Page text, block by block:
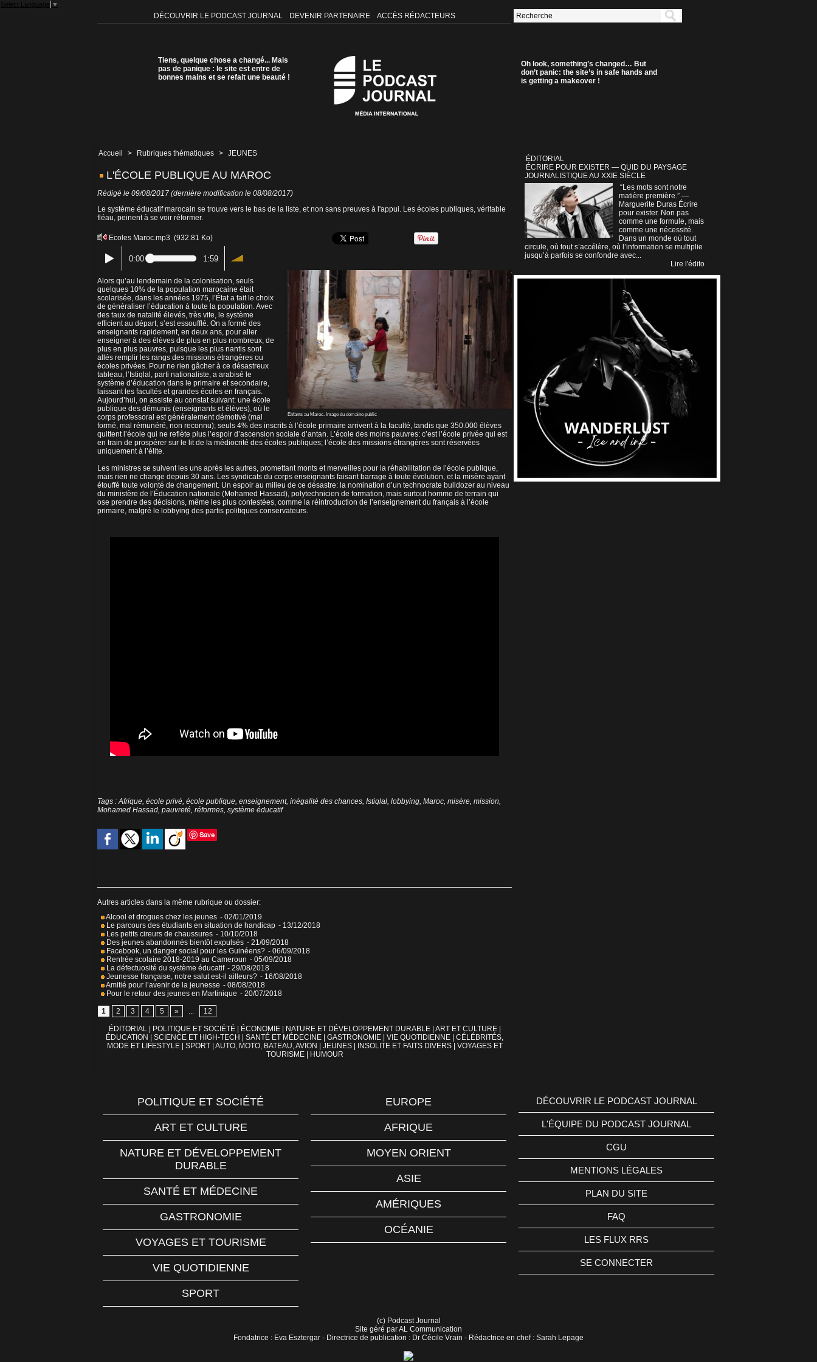
Select Language ▼
DÉCOUVRIR LE PODCAST JOURNAL DEVENIR PARTENAIRE ACCÈS RÉDACTEURS
Tiens, quelque chose a changé... Mais
pas de panique : le site est entre de
bonnes mains et se refait une beauté !
Oh look, something’s changed… But
don’t panic: the site’s in safe hands and
is getting a makeover !
Accueil > Rubriques thématiques > JEUNES
L'ÉCOLE PUBLIQUE AU MAROC
Rédigé le 09/08/2017 (dernière modification le 08/08/2017)
Le système éducatif marocain se trouve vers le bas de la liste, et non sans preuves à l'appui. Les écoles publiques, véritable
fléau, peinent à se voir réformer.
Enfants au Maroc. Image du domaine public
Ecoles Maroc.mp3 (932.81 Ko)
0:00 1:59
Alors qu’au lendemain de la colonisation, seuls
quelques 10% de la population marocaine était
scolarisée, dans les années 1975, l’État a fait le choix
de généraliser l’éducation à toute la population. Avec
des taux de natalité élevés, très vite, le système
efficient au départ, s’est essoufflé. On a formé des
enseignants rapidement, en deux ans, pour aller
enseigner à des élèves de plus en plus nombreux, de
plus en plus pauvres, puisque les plus nantis sont
allés remplir les rangs des missions étrangères ou
écoles privées. Pour ne rien gâcher à ce désastreux
tableau, l’Istiqlal, parti nationaliste, a arabisé le
système d’éducation dans le primaire et secondaire,
laissant les facultés et grandes écoles en français.
Aujourd’hui, on assiste au constat suivant: une école
publique des démunis (enseignants et élèves), où le
corps professoral est généralement démotivé (mal
formé, mal rémunéré, non reconnu); seuls 4% des inscrits à l’école primaire arrivent à la faculté, tandis que 350.000 élèves
quittent l’école qui ne reflète plus l’espoir d’ascension sociale d’antan. L’école des moins pauvres: c’est l’école privée qui est
en train de prospérer sur le lit de la médiocrité des écoles publiques; l’école des missions étrangères sont réservées
uniquement à l’élite.
Les ministres se suivent les uns après les autres, promettant monts et merveilles pour la réhabilitation de l’école publique,
mais rien ne change depuis 30 ans. Les syndicats du corps enseignants faisant barrage à toute évolution, et la misère ayant
étouffé toute volonté de changement. Un espoir au milieu de ce désastre: la nomination d’un technocrate bulldozer au niveau
du ministère de l’Éducation nationale (Mohamed Hassad), polytechnicien de formation, mais surtout homme de terrain qui
ose prendre des décisions, même les plus contestées, comme la réintroduction de l’enseignement du français à l’école
primaire, malgré le lobbying des partis politiques conservateurs.
Tags :Afrique, école privé, école publique, enseignement, inégalité des chances, Istiqlal, lobbying, Maroc, misère, mission,
Mohamed Hassad, pauvreté, réformes, système éducatif
Save
Autres articles dans la même rubrique ou dossier:
Alcool et drogues chez les jeunes - 02/01/2019
Le parcours des étudiants en situation de handicap - 13/12/2018
Les petits cireurs de chaussures - 10/10/2018
Des jeunes abandonnés bientôt expulsés - 21/09/2018
Facebook, un danger social pour les Guinéens? - 06/09/2018
Rentrée scolaire 2018-2019 au Cameroun - 05/09/2018
La défectuosité du système éducatif - 29/08/2018
Jeunesse française, notre salut est-il ailleurs? - 16/08/2018
Amitié pour l’avenir de la jeunesse - 08/08/2018
Pour le retour des jeunes en Martinique - 20/07/2018
1 2 3 4 5 » ... 12
ÉDITORIAL POLITIQUE ET SOCIÉTÉ ÉCONOMIE NATURE ET DÉVELOPPEMENT DURABLE ART ET CULTURE
ÉDUCATION
SCIENCE ET HIGH-TECH SANTÉ ET MÉDECINE GASTRONOMIE VIE QUOTIDIENNE
CÉLÉBRITÉS,
MODE ET LIFESTYLE
SPORT AUTO, MOTO, BATEAU, AVION JEUNES INSOLITE ET FAITS DIVERS
VOYAGES ET
TOURISME
HUMOUR
ÉDITORIAL
ÉCRIRE POUR EXISTER — QUID DU PAYSAGE
JOURNALISTIQUE AU XXIE SIÈCLE
“Les mots sont notre
matière première.” —
Marguerite Duras Écrire
pour exister. Non pas
comme une formule, mais
comme une nécessité.
Dans un monde où tout
circule, où tout s’accélère, où l’information se multiplie
jusqu’à parfois se confondre avec...
Lire l'édito
POLITIQUE ET SOCIÉTÉ
ART ET CULTURE
NATURE ET DÉVELOPPEMENT
DURABLE
SANTÉ ET MÉDECINE
GASTRONOMIE
VOYAGES ET TOURISME
VIE QUOTIDIENNE
SPORT
EUROPE
AFRIQUE
MOYEN ORIENT
ASIE
AMÉRIQUES
OCÉANIE
DÉCOUVRIR LE PODCAST JOURNAL
L'ÉQUIPE DU PODCAST JOURNAL
CGU
MENTIONS LÉGALES
PLAN DU SITE
FAQ
LES FLUX RRS
SE CONNECTER
(c) Podcast Journal
Site géré par AL Communication
Fondatrice : Eva Esztergar - Directrice de publication : Dr Cécile Vrain - Rédactrice en chef : Sarah Lepage